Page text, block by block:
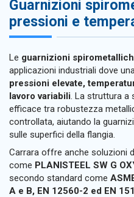
Guarnizioni
pressioni e
Le guarnizioni
applicazioni industriali dove
pressioni elevate,
lavoro variabili. La struttura a
efficace tra robustezza
controllata, aiutando la
sulle superfici della flangia.
Carrara offre anche soluzioni
come PLANISTEEL SW G
secondo standard come
A e B, EN 12560-2 ed EN